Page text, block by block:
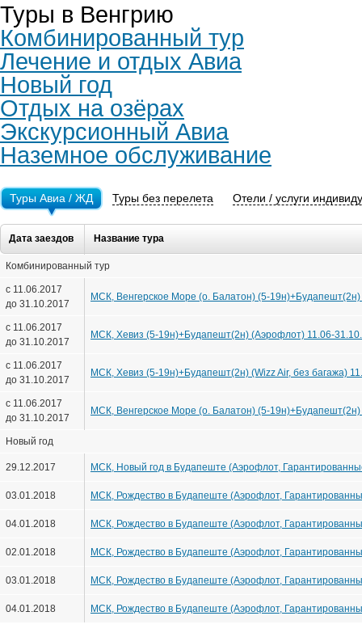
Туры в Венгрию
Комбинированный тур
Лечение и отдых Авиа
Новый год
Отдых на озёрах
Экскурсионный Авиа
Наземное обслуживание
Туры Авиа / ЖД Туры без перелета Отели / услуги
Дата заездов Название тура
Комбинированный тур
с 11.06.2017
до 31.10.2017
МСК, Венгерское Море (о. Балатон) (5-
с 11.06.2017
до 31.10.2017
МСК, Хевиз (5-19н)+Будапешт(2н) (Аэрофлот) 11.06-
с 11.06.2017
до 31.10.2017
МСК, Хевиз (5-19н)+Будапешт(2н) (Wizz Air, без багажа)
с 11.06.2017
до 31.10.2017
МСК, Венгерское Море (о. Балатон) (5-19н)+Будапешт(2н)
Новый год
29.12.2017 МСК, Новый год в Будапеште (Аэрофлот,
03.01.2018 МСК, Рождество в Будапеште (Аэрофлот,
04.01.2018 МСК, Рождество в Будапеште (Аэрофлот,
02.01.2018 МСК, Рождество в Будапеште (Аэрофлот,
03.01.2018 МСК, Рождество в Будапеште (Аэрофлот,
04.01.2018 МСК, Рождество в Будапеште (Аэрофлот,